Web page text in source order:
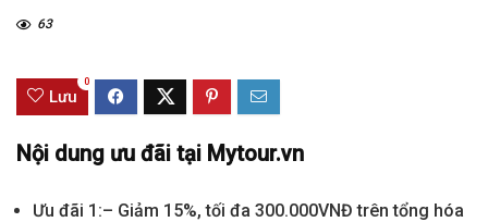
63
Lưu
0
Nội dung ưu đãi tại Mytour.vn
Ưu đãi 1:– Giảm 15%, tối đa 300.000VNĐ trên tổng hóa